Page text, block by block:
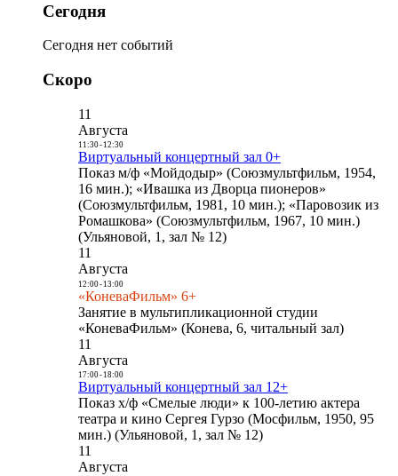
Сегодня
Сегодня нет событий
Скоро
11
Августа
11:30- 12:30
Виртуальный концертный зал 0+
Показ м/ф «Мойдодыр» (Союзмультфильм, 1954,
16 мин.); «Ивашка из Дворца пионеров»
(Союзмультфильм, 1981, 10 мин.); «Паровозик из
Ромашкова» (Союзмультфильм, 1967, 10 мин.)
(Ульяновой, 1, зал № 12)
11
Августа
12:00- 13:00
«КоневаФильм» 6+
Занятие в мультипликационной студии
«КоневаФильм» (Конева, 6, читальный зал)
11
Августа
17:00- 18:00
Виртуальный концертный зал 12+
Показ х/ф «Смелые люди» к 100-летию актера
театра и кино Сергея Гурзо (Мосфильм, 1950, 95
мин.) (Ульяновой, 1, зал № 12)
11
Августа